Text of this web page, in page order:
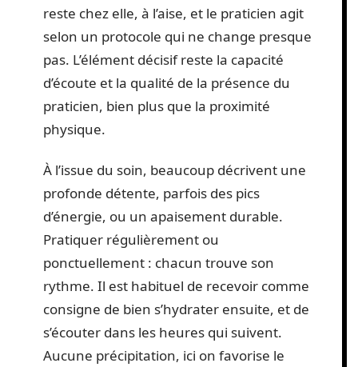
reste chez elle, à l’aise, et le praticien agit
selon un protocole qui ne change presque
pas. L’élément décisif reste la capacité
d’écoute et la qualité de la présence du
praticien, bien plus que la proximité
physique.
À l’issue du soin, beaucoup décrivent une
profonde détente, parfois des pics
d’énergie, ou un apaisement durable.
Pratiquer régulièrement ou
ponctuellement : chacun trouve son
rythme. Il est habituel de recevoir comme
consigne de bien s’hydrater ensuite, et de
s’écouter dans les heures qui suivent.
Aucune précipitation, ici on favorise le